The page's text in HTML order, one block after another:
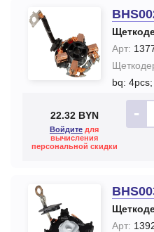
Арт:
bq: 4pcs;
22.32 BYN
Войдите для
вычисления
персональной скидки
-
Арт: